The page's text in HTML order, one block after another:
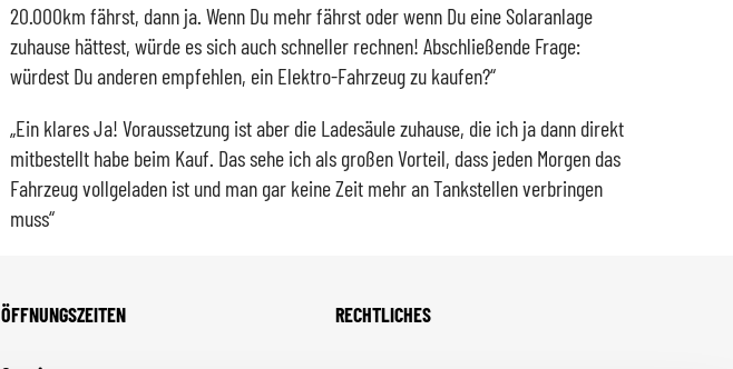
20.000km fährst, dann ja. Wenn Du mehr fährst oder wenn Du eine Solaranlage
zuhause hättest, würde es sich auch schneller rechnen! Abschließende Frage:
würdest Du anderen empfehlen, ein Elektro-Fahrzeug zu kaufen?“
„Ein klares Ja! Voraussetzung ist aber die Ladesäule zuhause, die ich ja dann direkt
mitbestellt habe beim Kauf. Das sehe ich als großen Vorteil, dass jeden Morgen das
Fahrzeug vollgeladen ist und man gar keine Zeit mehr an Tankstellen verbringen
muss“
ÖFFNUNGSZEITEN RECHTLICHES